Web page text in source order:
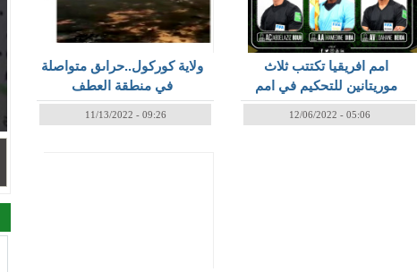
امم افريقيا تكتتب ثلاث
موريتانين للتحكيم في امم
افريقيا المقبلة
12/06/2022 - 05:06
ولاية كوركول..حراىق متواصلة
في منطقة العطف
11/13/2022 - 09:26